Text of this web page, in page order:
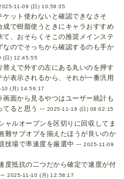
11-09 (日) 10:59:35
ケット使わないと確認できなさそ
成で樹脂使うときにキャラおすすめ
て、おそらくそこの推奨メインステ
なのでそっちから確認するのも手か
(日) 12:45:55
替えで外すの左にある丸いのを押す
が表示されるから、それが一番汎用
10 (月) 14:56:17
画面から見るやつはユーザー統計も
てると思う -- 2025-11-16 (日) 08:02:15
ャルオープンを区切りに回収してま
難サブオプを揃えたほうが良いのか
技場で率速度を厳選中 --2025-11-09
度抵抗の二つだから確定で速度が付
--2025-11-10 (月) 12:58:17